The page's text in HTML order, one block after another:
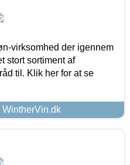
virksomhed der igennem
stort sortiment af
til. Klik her for at se